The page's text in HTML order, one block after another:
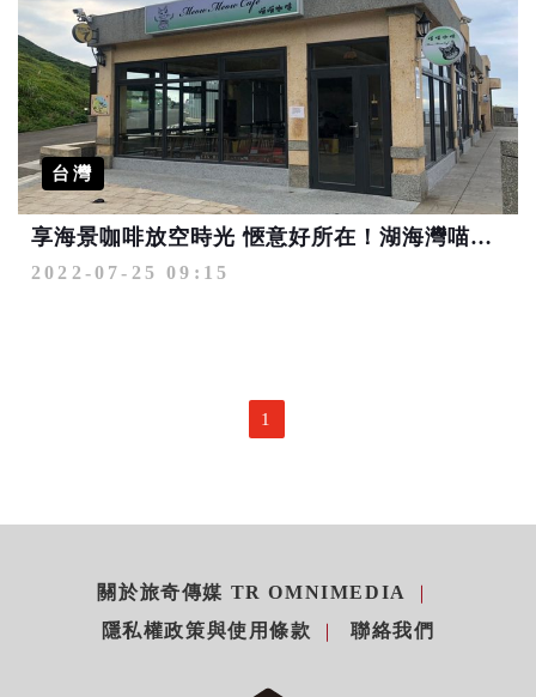
台灣
享海景咖啡放空時光 愜意好所在！湖海灣喵喵咖啡遊客服務站
2022-07-25 09:15
1
關於旅奇傳媒 TR OMNIMEDIA
隱私權政策與使用條款
聯絡我們